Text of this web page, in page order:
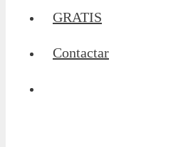
GRATIS
Contactar